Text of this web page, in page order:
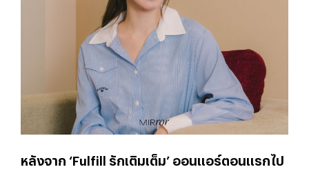
หลังจาก ‘Fulfill รักเติมเต็ม’ ออนแอร์ตอนแรกไป